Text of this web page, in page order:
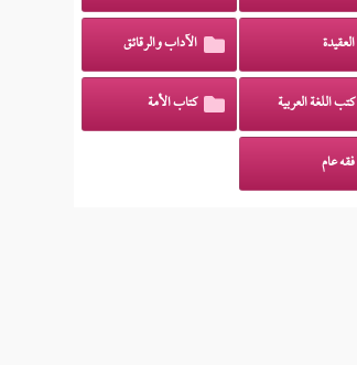
العقيدة الآداب والرقائق
كتب اللغة العربية كتاب الأمة
فقه عام